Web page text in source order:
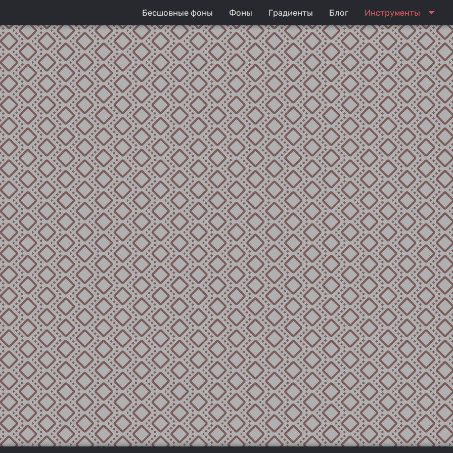
Бесшовные фоны Фоны Градиенты Блог Инструменты arrow_drop_down